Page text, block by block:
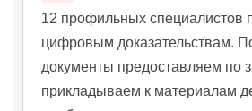
12 профильных специалистов
цифровым доказательствам.
документы предоставляем по
прикладываем к материалам